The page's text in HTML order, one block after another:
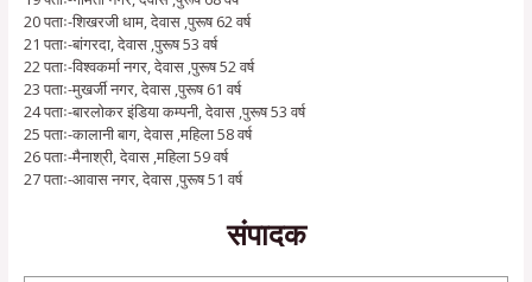
20 पताः-शिखरजी धाम, देवास ,पुरूष 62 वर्ष
21 पताः-बांगरदा, देवास ,पुरूष 53 वर्ष
22 पताः-विश्वकर्मा नगर, देवास ,पुरूष 52 वर्ष
23 पताः-मुखर्जी नगर, देवास ,पुरूष 61 वर्ष
24 पताः-बारलोकर इंडिया कम्पनी, देवास ,पुरूष 53 वर्ष
25 पताः-कालानी बाग, देवास ,महिला 58 वर्ष
26 पताः-मैनाश्री, देवास ,महिला 59 वर्ष
27 पताः-आवास नगर, देवास ,पुरूष 51 वर्ष
संपादक